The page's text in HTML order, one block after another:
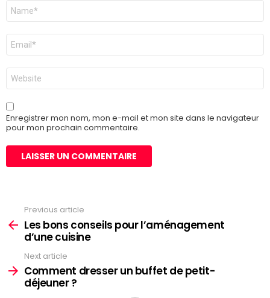
Nom
E-
mail
*
Site
web
Enregistrer mon nom, mon e-mail et mon site dans le navigateur
pour mon prochain commentaire.
more
Previous article
Les bons conseils pour l’aménagement
d’une cuisine
Next article
Comment dresser un buffet de petit-
déjeuner ?